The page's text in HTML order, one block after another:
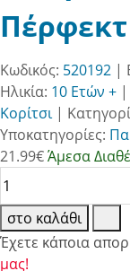
Κωδικός: 520192 |
Ηλικία: 10 Ετών + |
Κορίτσι|
Υποκατηγορίες:
21.99€Άμεσα
στο καλάθι
Έχετε κάποια
μας!